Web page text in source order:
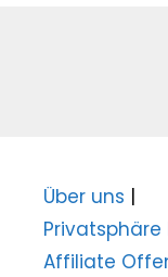
Über uns |
Privatsphäre
Affiliate